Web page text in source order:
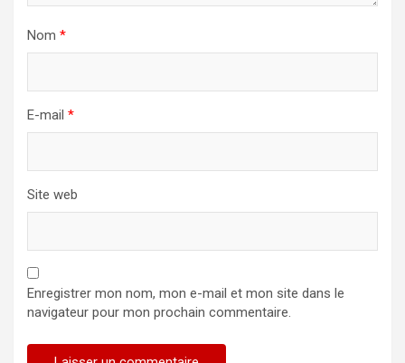
Nom *
E-mail *
Site web
Enregistrer mon nom, mon e-mail et mon site dans le
navigateur pour mon prochain commentaire.